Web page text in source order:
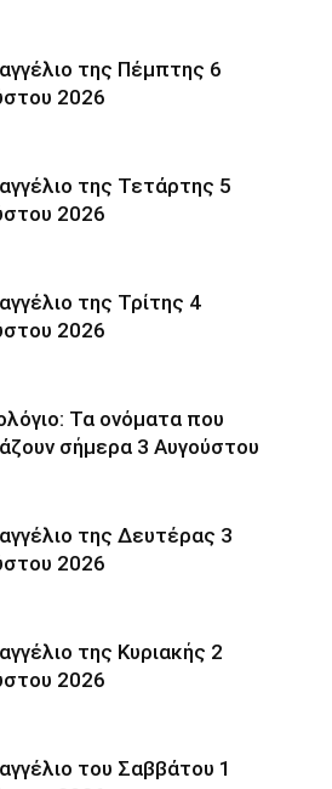
της Πέμπτης 6
2026
της Τετάρτης 5
2026
της Τρίτης 4
2026
Τα ονόματα που
σήμερα 3 Αυγούστου
της Δευτέρας 3
2026
της Κυριακής 2
2026
του Σαββάτου 1